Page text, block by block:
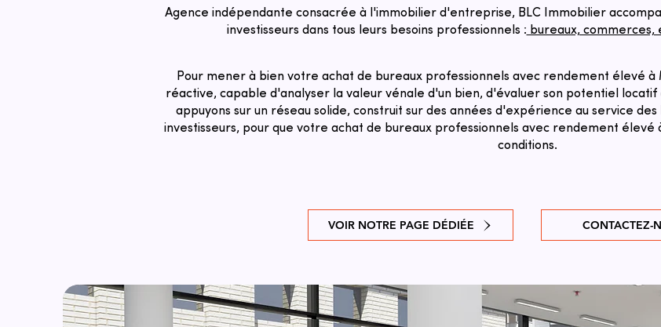
Agence indépendante consacrée à l'immobilier d'entreprise, BLC Immobilier
investisseurs dans tous leurs besoins professionnels : bureaux,
Pour mener à bien votre achat de bureaux professionnels avec rendement élevé à
réactive, capable d'analyser la valeur vénale d'un bien, d'évaluer son potentiel locatif
appuyons sur un réseau solide, construit sur des années d'expérience au service
investisseurs, pour que votre achat de bureaux professionnels avec rendement élevé
conditions.
VOIR NOTRE PAGE DÉDIÉE CONTACTEZ-